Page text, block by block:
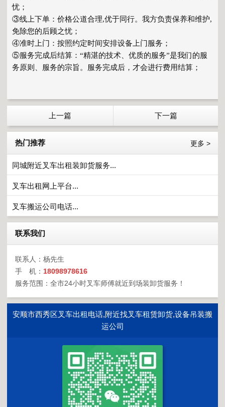
忧；
③线上下单：价格公道合理,优于同行。我方负责保养和维护,
免除您的后顾之忧；
④准时上门：按照约定时间安排设备上门服务；
⑤服务完成后结算：“精湛的技术、优质的服务”是我们的服
务原则、服务的宗旨。服务完成后，才会进行费用结算；
上一篇 下一篇
热门推荐 更多 >
同城附近叉车出租装卸货服务...
叉车出租网上平台...
叉车搬运公司电话...
联系我们
联系人：杨先生
手 机： 18098978616
服务范围：全市24小时叉车师傅就近到场装卸货服务！
安顺市西秀区叉车出租电话,附近找叉车租赁卸货,设备吊装搬
运公司